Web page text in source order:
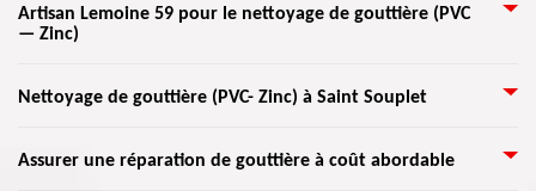
reçu le traitement qu’elles méritent, il y aura un moment où il faudra les
changer. Si vous pensez faire entretenir vos gouttières en zinc, faites appel
qualité. En effet, cette opération requiert le savoir-faire des zingueurs
La gouttière est un élément très important pour une maison. Afin de
pourvoir une meilleure évacuation des eaux, la pose de gouttière doit être
changement peut avoir lieu. Si vous avez des gouttières PVC, contactez
nos couvreurs experts. Elle peut être remplacée si elle présente des
procéder à un nettoyage de gouttière pour éviter son dysfonctionnement,
Artisan Lemoine 59 pour le nettoyage de gouttière (PVC
— Zinc)
Notre entreprise peut vous aider à empêcher les débordements d’eau, la
d’hiver et en finir avec l’accumulation des feuilles en fin de l’automne. Le
Nettoyage de gouttière (PVC- Zinc) à Saint Souplet
L’entassement des déchets dans les gouttières engage des infiltrations
Assurer une réparation de gouttière à coût abordable